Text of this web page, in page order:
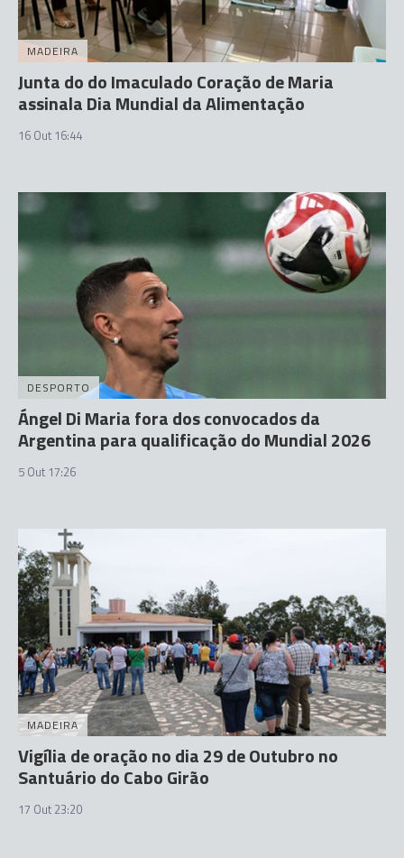
MADEIRA
Junta do do Imaculado Coração de Maria
assinala Dia Mundial da Alimentação
16 Out 16:44
DESPORTO
Ángel Di Maria fora dos convocados da
Argentina para qualificação do Mundial 2026
5 Out 17:26
MADEIRA
Vigília de oração no dia 29 de Outubro no
Santuário do Cabo Girão
17 Out 23:20